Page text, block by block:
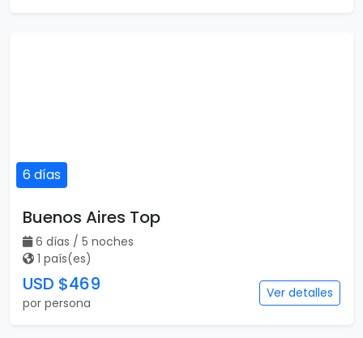
6 días
Buenos Aires Top
6 días / 5 noches
1 país(es)
USD $469
por persona
Ver detalles